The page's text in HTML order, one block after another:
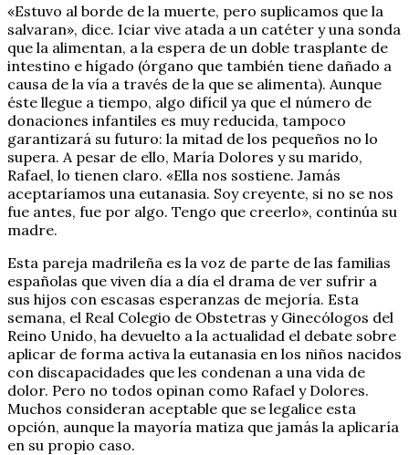
«Estuvo al borde de la muerte, pero suplicamos que la
salvaran», dice. Iciar vive atada a un catéter y una sonda
que la alimentan, a la espera de un doble trasplante de
intestino e hígado (órgano que también tiene dañado a
causa de la vía a través de la que se alimenta). Aunque
éste llegue a tiempo, algo difícil ya que el número de
donaciones infantiles es muy reducida, tampoco
garantizará su futuro: la mitad de los pequeños no lo
supera. A pesar de ello, María Dolores y su marido,
Rafael, lo tienen claro. «Ella nos sostiene. Jamás
aceptaríamos una eutanasia. Soy creyente, si no se nos
fue antes, fue por algo. Tengo que creerlo», continúa su
madre.
Esta pareja madrileña es la voz de parte de las familias
españolas que viven día a día el drama de ver sufrir a
sus hijos con escasas esperanzas de mejoría. Esta
semana, el Real Colegio de Obstetras y Ginecólogos del
Reino Unido, ha devuelto a la actualidad el debate sobre
aplicar de forma activa la eutanasia en los niños nacidos
con discapacidades que les condenan a una vida de
dolor. Pero no todos opinan como Rafael y Dolores.
Muchos consideran aceptable que se legalice esta
opción, aunque la mayoría matiza que jamás la aplicaría
en su propio caso.